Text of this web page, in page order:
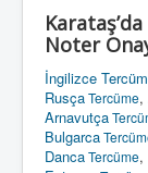
Noter
İngilizce
RusçaTercüme,
Arnavutça
Bulgarca
DancaTercüme,